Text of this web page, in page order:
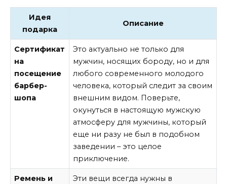
Идея
подарка
Описание
Сертификат
на
посещение
барбер-
шопа
Это актуально не только для
мужчин, носящих бороду, но и для
любого современного молодого
человека, который следит за своим
внешним видом. Поверьте,
окунуться в настоящую мужскую
атмосферу для мужчины, который
еще ни разу не был в подобном
заведении – это целое
приключение.
Ремень и
Эти вещи всегда нужны в